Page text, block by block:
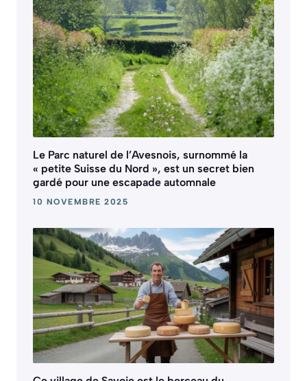
Le Parc naturel de l’Avesnois, surnommé la
« petite Suisse du Nord », est un secret bien
gardé pour une escapade automnale
10 NOVEMBRE 2025